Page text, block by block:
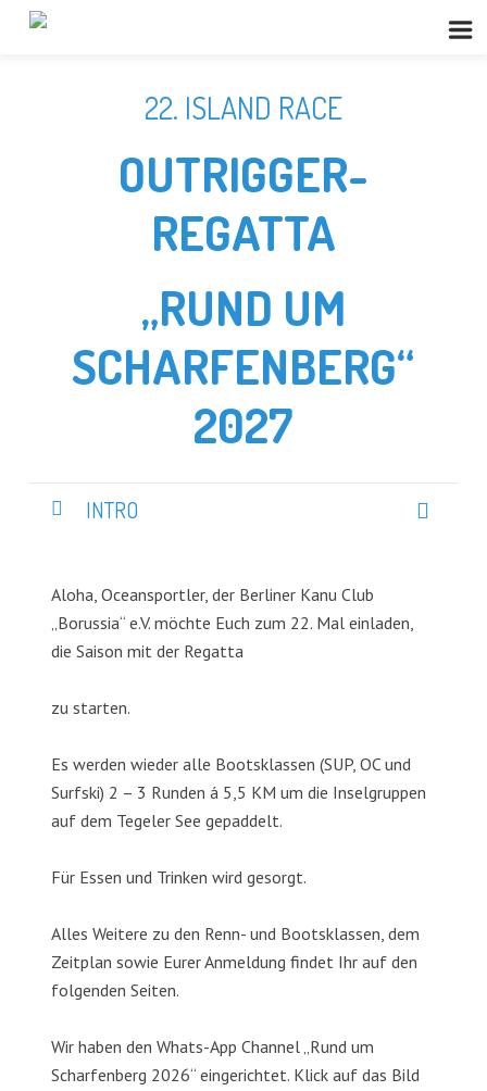
22. ISLAND RACE
OUTRIGGER-
REGATTA
„RUND UM
SCHARFENBERG“
2027
INTRO
Aloha, Oceansportler, der Berliner Kanu Club
„Borussia“ e.V. möchte Euch zum 22. Mal einladen,
die Saison mit der Regatta
zu starten.
Es werden wieder alle Bootsklassen (SUP, OC und
Surfski) 2 – 3 Runden á 5,5 KM um die Inselgruppen
auf dem Tegeler See gepaddelt.
Für Essen und Trinken wird gesorgt.
Alles Weitere zu den Renn- und Bootsklassen, dem
Zeitplan sowie Eurer Anmeldung findet Ihr auf den
folgenden Seiten.
Wir haben den Whats-App Channel „Rund um
Scharfenberg 2026“ eingerichtet. Klick auf das Bild